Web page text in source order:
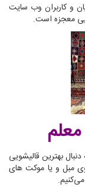
و کاربران وب سایت
معجزه است.
و به دنبال بهترین قالیشویی
مبل و یا موکت های